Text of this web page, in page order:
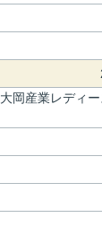
大岡産業レディ